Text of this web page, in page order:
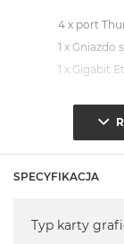
4 x port
1 x Gniazdo
1 x Gigabit
System
- lub
SPECYFIKACJA
Typ karty